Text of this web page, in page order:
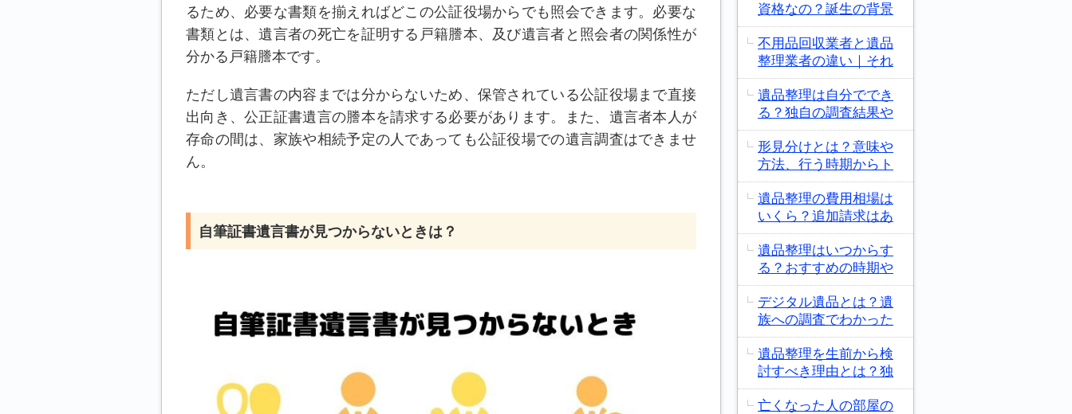
るため、必要な書類を揃えればどこの公証役場からでも照会できます。必要な
書類とは、遺言者の死亡を証明する戸籍謄本、及び遺言者と照会者の関係性が
分かる戸籍謄本です。
ただし遺言書の内容までは分からないため、保管されている公証役場まで直接
出向き、公正証書遺言の謄本を請求する必要があります。また、遺言者本人が
存命の間は、家族や相続予定の人であっても公証役場での遺言調査はできませ
ん。
自筆証書遺言書が見つからないときは？
資格なの？誕生の背景
不用品回収業者と遺品
整理業者の違い｜それ
遺品整理は自分ででき
る？独自の調査結果や
形見分けとは？意味や
方法、行う時期からト
遺品整理の費用相場は
いくら？追加請求はあ
遺品整理はいつからす
る？おすすめの時期や
デジタル遺品とは？遺
族への調査でわかった
遺品整理を生前から検
討すべき理由とは？独
亡くなった人の部屋の